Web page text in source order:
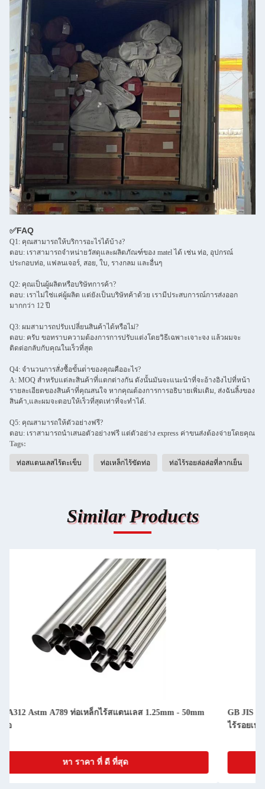
✅FAQ
Q1: คุณสามารถให้บริการอะไรได้บ้าง?
ตอบ: เราสามารถจําหน่ายวัสดุและผลิตภัณฑ์ของ matel ได้ เช่น ท่อ, อุปกรณ์
ประกอบท่อ, แฟลนเจอร์, สอย, ใบ, รางกลม และอื่นๆ
Q2: คุณเป็นผู้ผลิตหรือบริษัทการค้า?
ตอบ: เราไม่ใช่แค่ผู้ผลิต แต่ยังเป็นบริษัทค้าด้วย เรามีประสบการณ์การส่งออก
มากกว่า 12 ปี
Q3: ผมสามารถปรับเปลี่ยนสินค้าได้หรือไม่?
ตอบ: ครับ ขอทราบความต้องการการปรับแต่งโดยวิธีเฉพาะเจาะจง แล้วผมจะ
ติดต่อกลับกับคุณในเร็วที่สุด
Q4: จํานวนการสั่งซื้อขั้นต่ําของคุณคืออะไร?
A: MOQ สําหรับแต่ละสินค้าที่แตกต่างกัน ดังนั้นมันจะแนะนําที่จะอ้างอิงไปที่หน้า
รายละเอียดของสินค้าที่คุณสนใจ หากคุณต้องการการอธิบายเพิ่มเติม, ส่งฉันลิ้งของ
สินค้า,และผมจะตอบให้เร็วที่สุดเท่าที่จะทําได้.
Q5: คุณสามารถให้ตัวอย่างฟรี?
ตอบ: เราสามารถนําเสนอตัวอย่างฟรี แต่ตัวอย่าง express ค่าขนส่งต้องจ่ายโดยคุณ
Tags:
ท่อสแตนเลสไร้ตะเข็บ ท่อเหล็กไร้ขัดท่อ ท่อไร้รอยล่อล่อที่ลากเย็น
Similar Products
GB JIS ANSI304L Ss ท่อไร้รอย A312 TP 304l 6.35mm OD ท่อ
หา ราคา ที่ ดี ที่สุด